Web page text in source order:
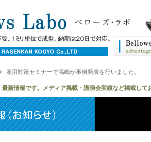
雇用対策セミナーで高嶋が事例発表を行いました。
新情報です。メディア掲載・講演会実績など掲載して